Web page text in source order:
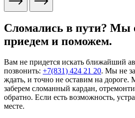
Сломались в пути? Мы
приедем и поможем.
Вам не придется искать ближайший
позвонить: +7(831) 424 21 20. Мы не
ждать, и точно не оставим на
заберем сломанный кардан,
обратно. Если есть возможность,
месте.